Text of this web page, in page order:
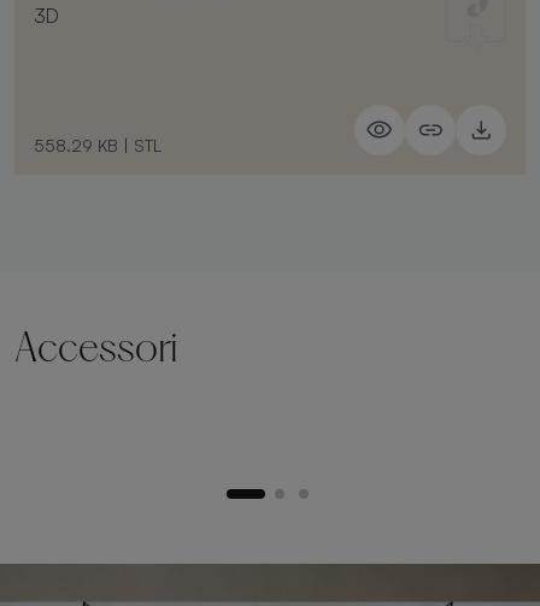
3D
558.29 KB | STL
Accessori